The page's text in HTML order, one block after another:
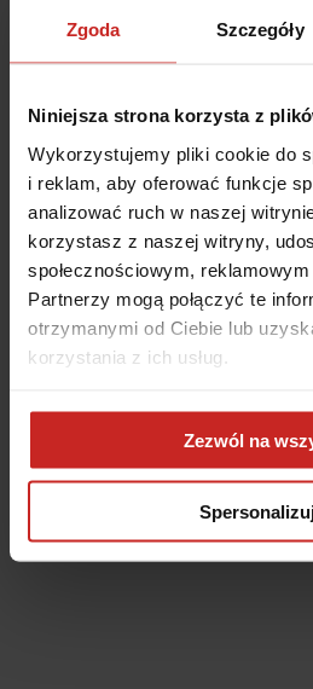
Zgoda Szczegóły
Niniejsza strona korzysta z
Wykorzystujemy pliki cookie do
i reklam, aby oferować funkcje
analizować ruch w naszej
korzystasz z naszej witryny,
społecznościowym, reklamowym
Partnerzy mogą połączyć te
otrzymanymi od Ciebie lub
korzystania z ich usług.
Zezwól na
browser console for